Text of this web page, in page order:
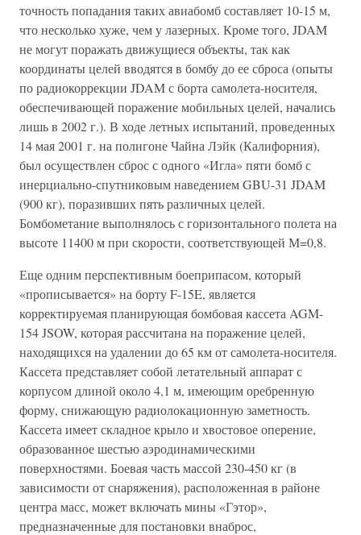
точность попадания таких авиабомб составляет 10-15 м,
что несколько хуже, чем у лазерных. Кроме того, JDAM
не могут поражать движущиеся объекты, так как
координаты целей вводятся в бомбу до ее сброса (опыты
по радиокоррекции JDAM с борта самолета-носителя,
обеспечивающей поражение мобильных целей, начались
лишь в 2002 г.). В ходе летных испытаний, проведенных
14 мая 2001 г. на полигоне Чайна Лэйк (Калифорния),
был осуществлен сброс с одного «Игла» пяти бомб с
инерциально-спутниковым наведением GBU-31 JDAM
(900 кг), поразивших пять различных целей.
Бомбометание выполнялось с горизонтального полета на
высоте 11400 м при скорости, соответствующей М=0,8.
Еще одним перспективным боеприпасом, который
«прописывается» на борту F-15E, является
корректируемая планирующая бомбовая кассета AGM-
154 JSOW, которая рассчитана на поражение целей,
находящихся на удалении до 65 км от самолета-носителя.
Кассета представляет собой летательный аппарат с
корпусом длиной около 4,1 м, имеющим оребренную
форму, снижающую радиолокационную заметность.
Кассета имеет складное крыло и хвостовое оперение,
образованное шестью аэродинамическими
поверхностями. Боевая часть массой 230-450 кг (в
зависимости от снаряжения), расположенная в районе
центра масс, может включать мины «Гэтор»,
предназначенные для постановки внаброс,